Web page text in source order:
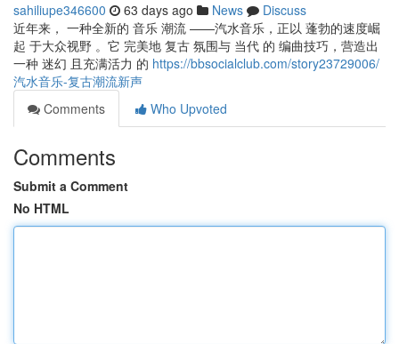
sahiliupe346600 63 days ago News
Discuss
近年来， 一种全新的 音乐 潮流 ——汽水音乐，正以 蓬勃的速度崛
起 于大众视野 。它 完美地 复古 氛围与 当代 的 编曲技巧，营造出
一种 迷幻 且充满活力 的 https://bbsocialclub.com/story23729006/
汽水音乐-复古潮流新声
Comments
Who Upvoted
Comments
Submit a Comment
No HTML